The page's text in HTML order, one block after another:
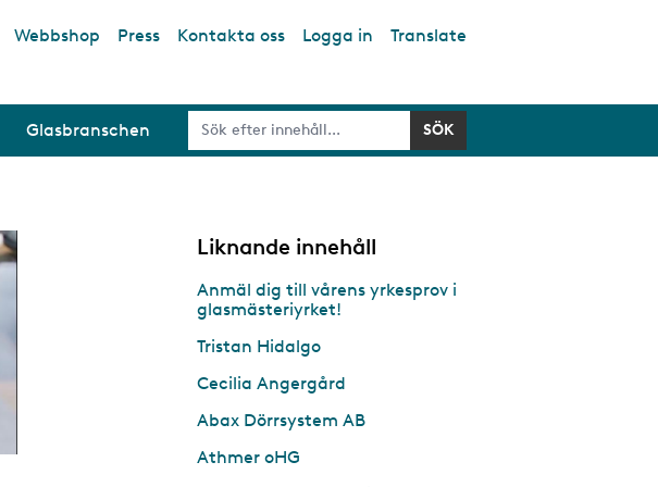
Webbshop Press Kontakta oss Logga in Translate
Glasbranschen
Liknande innehåll
Anmäl dig till vårens yrkesprov i
glasmästeriyrket!
Tristan Hidalgo
Cecilia Angergård
Abax Dörrsystem AB
Athmer oHG